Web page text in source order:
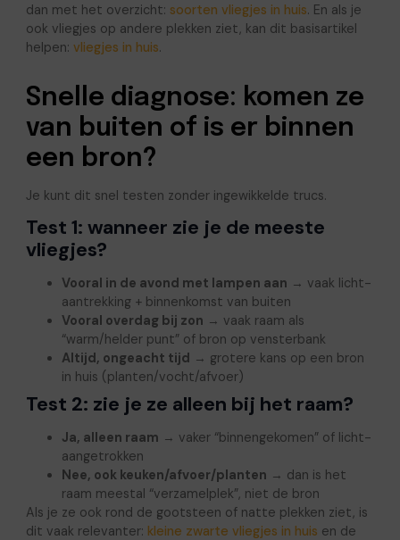
dan met het overzicht: soorten vliegjes in huis. En als je
ook vliegjes op andere plekken ziet, kan dit basisartikel
helpen: vliegjes in huis.
Snelle diagnose: komen ze
van buiten of is er binnen
een bron?
Je kunt dit snel testen zonder ingewikkelde trucs.
Test 1: wanneer zie je de meeste
vliegjes?
Vooral in de avond met lampen aan → vaak licht-
aantrekking + binnenkomst van buiten
Vooral overdag bij zon → vaak raam als
“warm/helder punt” of bron op vensterbank
Altijd, ongeacht tijd → grotere kans op een bron
in huis (planten/vocht/afvoer)
Test 2: zie je ze alleen bij het raam?
Ja, alleen raam → vaker “binnengekomen” of licht-
aangetrokken
Nee, ook keuken/afvoer/planten → dan is het
raam meestal “verzamelplek”, niet de bron
Als je ze ook rond de gootsteen of natte plekken ziet, is
dit vaak relevanter: kleine zwarte vliegjes in huis en de